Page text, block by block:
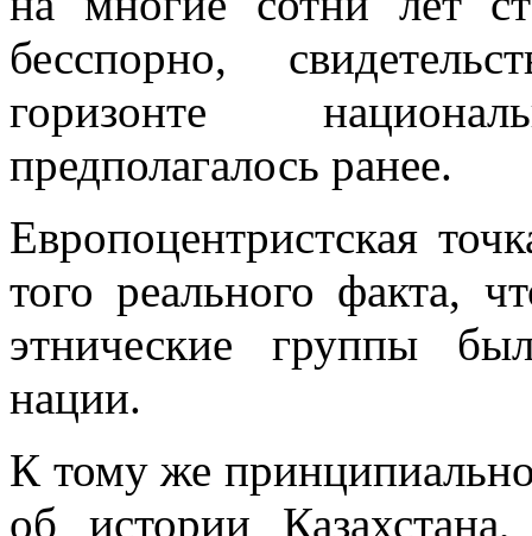
бесспорно,
горизонте
предполагалось ранее.
Европоцентристская
того реального факта,
этнические группы
нации.
К тому же
об истории